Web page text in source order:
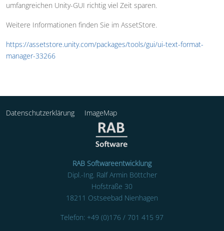
umfangreichen Unity-GUI richtig viel Zeit sparen.
Weitere Informationen finden Sie im AssetStore.
https://assetstore.unity.com/packages/tools/gui/ui-text-format-
manager-33266
Datenschutzerklärung ImageMap
RAB Softwareentwicklung
Dipl.-Ing. Ralf Armin Böttcher
Hofstraße 30
18211 Ostseebad Nienhagen
Telefon: +49 (0)176 / 701 415 97